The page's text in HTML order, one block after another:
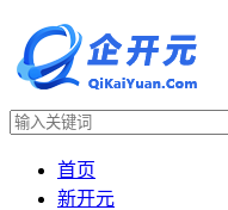
首页
新开元